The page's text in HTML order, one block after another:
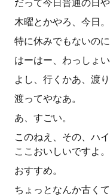
だって今日普通の日や
木曜とかやろ、今日。
特に休みでもないの
はーはー、わっしょ
よし、行くかあ、渡り
渡ってやなあ。
あ、すごい。
このねえ、その、ハ
ここおいしいですよ。
おすすめ。
ちょっとなんか古く